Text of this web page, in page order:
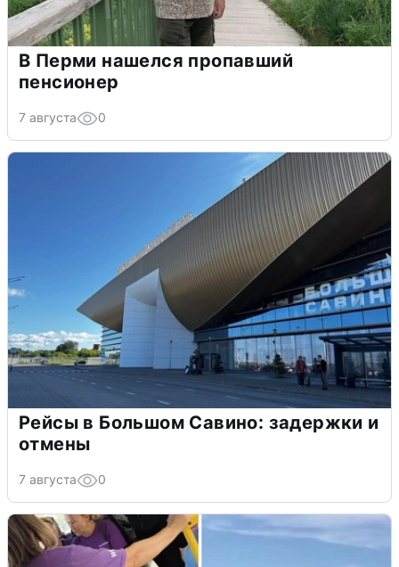
В Перми нашелся пропавший
пенсионер
7 августа 0
Рейсы в Большом Савино: задержки и
отмены
7 августа 0